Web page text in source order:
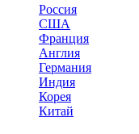
Россия
США
Франция
Англия
Германия
Индия
Корея
Китай